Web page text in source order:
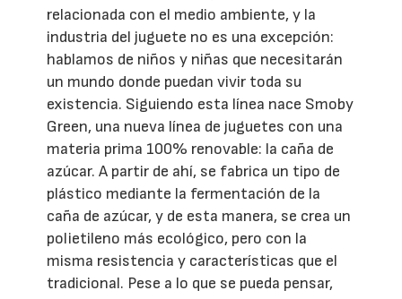
relacionada con el medio ambiente, y la
industria del juguete no es una excepción:
hablamos de niños y niñas que necesitarán
un mundo donde puedan vivir toda su
existencia. Siguiendo esta línea nace Smoby
Green, una nueva línea de juguetes con una
materia prima 100% renovable: la caña de
azúcar. A partir de ahí, se fabrica un tipo de
plástico mediante la fermentación de la
caña de azúcar, y de esta manera, se crea un
polietileno más ecológico, pero con la
misma resistencia y características que el
tradicional. Pese a lo que se pueda pensar,